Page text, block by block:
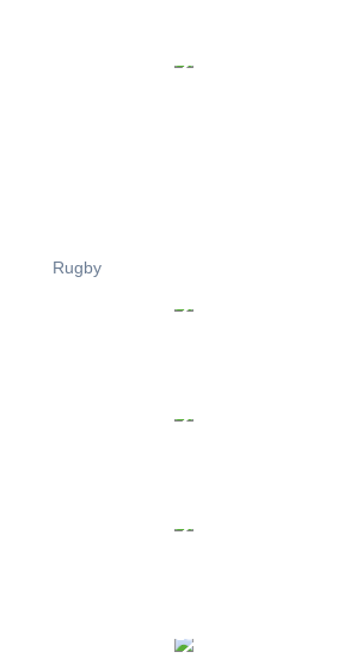
Rugby